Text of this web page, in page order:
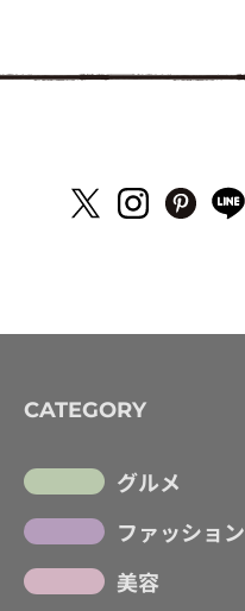
CATEGORY
グルメ
ファッション
美容